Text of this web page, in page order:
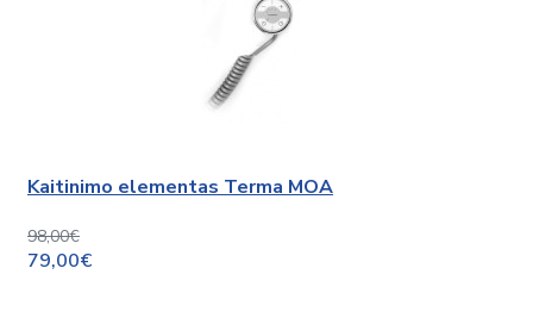
Kaitinimo elementas Terma MOA
98,00€
79,00€